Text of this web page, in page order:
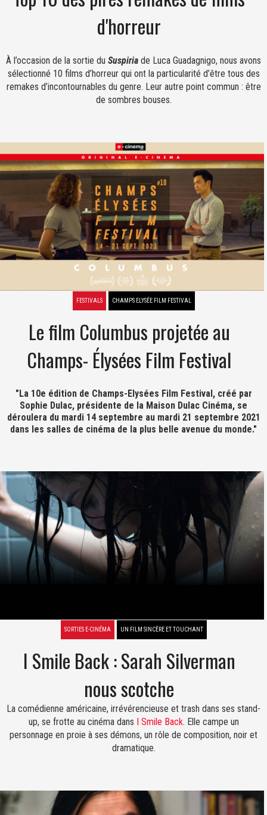
d'horreur
À l’occasion de la sortie du Suspiria de Luca Guadagnigo, nous avons
sélectionné 10 films d’horreur qui ont la particularité d’être tous des
remakes d’incontournables du genre. Leur autre point commun : être
de sombres bouses.
FESTIVALS CHAMPS ELYSÉE FILM FESTIVAL
Le film Columbus projetée au
Champs- Élysées Film Festival
"La 10e édition de Champs-Elysées Film Festival, créé par
Sophie Dulac, présidente de la Maison Dulac Cinéma, se
déroulera du mardi 14 septembre au mardi 21 septembre 2021
dans les salles de cinéma de la plus belle avenue du monde."
SORTIES E-CINÉMA UN FILM SINCÈRE ET TOUCHANT
I Smile Back : Sarah Silverman
nous scotche
La comédienne américaine, irrévérencieuse et trash dans ses stand-
up, se frotte au cinéma dans I Smile Back. Elle campe un
personnage en proie à ses démons, un rôle de composition, noir et
dramatique.